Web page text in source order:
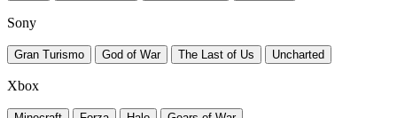
Sony
Gran Turismo God of War The Last of Us Uncharted
Xbox